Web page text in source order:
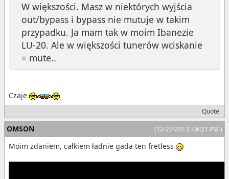
W większości. Masz w niektórych wyjścia
out/bypass i bypass nie mutuje w takim
przypadku. Ja mam tak w moim Ibanezie
LU-20. Ale w większości tunerów wciskanie
= mute..
Czaje
Quote
(12-27-2013, 06:21 PM )
OMSON
Moim zdaniem, całkiem ładnie gada ten fretless